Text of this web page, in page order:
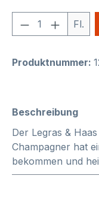
Produkt Fl.
Produktnummer:
Beschreibung
Der Legras &
Champagner hat
bekommen und